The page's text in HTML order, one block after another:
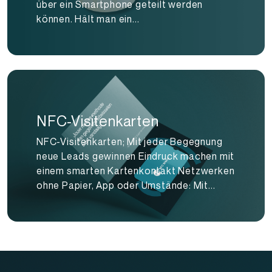
über ein Smartphone geteilt werden
können. Hält man ein...
NFC-Visitenkarten
NFC-Visitenkarten; Mit jeder Begegnung
neue Leads gewinnen Eindruck machen mit
einem smarten Kartenkontakt Netzwerken
ohne Papier, App oder Umstände: Mit...